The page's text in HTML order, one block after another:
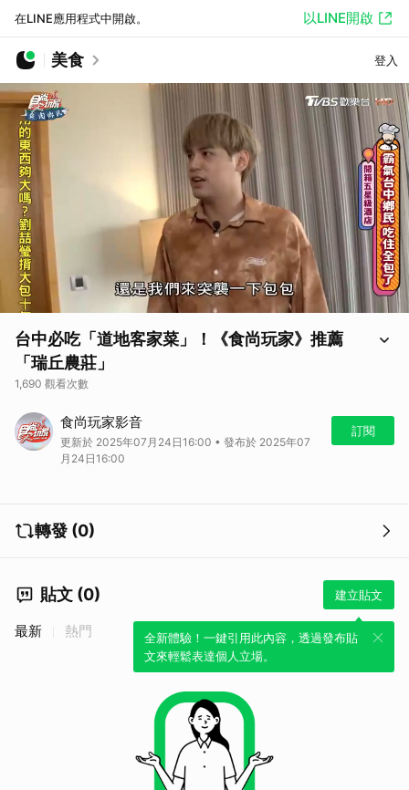
在LINE應用程式中開啟。 以LINE開啟
美食 登入
台中必吃「道地客家菜」！《食尚玩家》推薦
「瑞丘農莊」
1,690 觀看次數
瑞丘農莊
地址：台中市西區存中街61號
電話：04-2372-3255
時間：週二至日11：30～14：00、17：30～21：00（週一休）
食尚玩家影音
更新於 2025年07月24日16:00 • 發布於 2025年07
月24日16:00
訂閱
轉發 (0)
貼文 (0) 建立貼文
全新體驗！一鍵引用此內容，透過發布貼
文來輕鬆表達個人立場。
最新 熱門